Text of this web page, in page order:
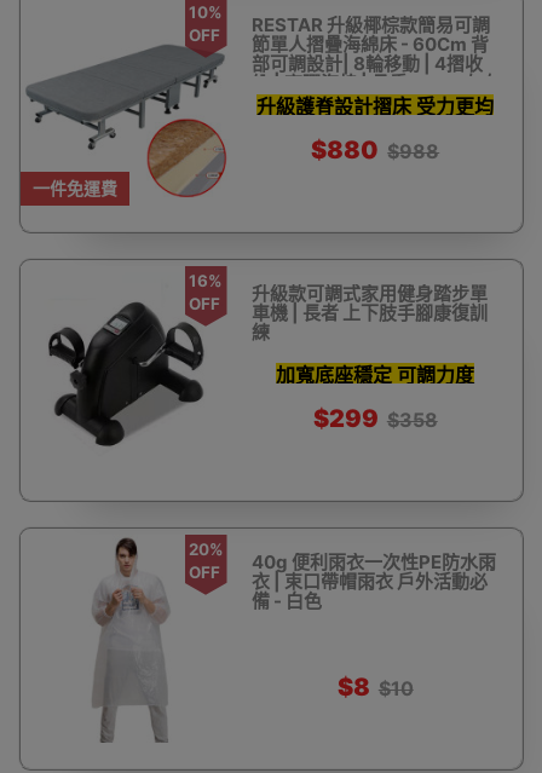
一件免運費
10%
OFF
RESTAR 升級椰棕款簡易可調
節單人摺疊海綿床 - 60Cm 背
部可調設計| 8輪移動 | 4摺收
納 | 高彈海棉 | 承重150kg左右
升級護脊設計摺床 受力更均
$880 $988
16%
OFF
升級款可調式家用健身踏步單
車機 | 長者 上下肢手腳康復訓
練
加寬底座穩定 可調力度
$299 $358
20%
OFF
40g 便利雨衣一次性PE防水雨
衣 | 束口帶帽雨衣 戶外活動必
備 - 白色
$8 $10